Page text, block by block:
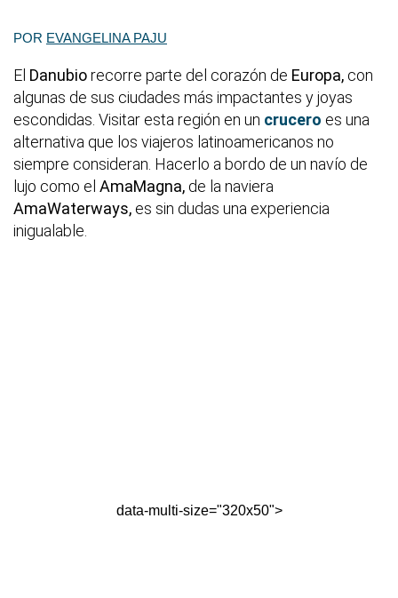
POR EVANGELINA PAJU
El Danubiorecorre parte del corazón de Europa, con
algunas de sus ciudades más impactantes y joyas
escondidas. Visitar esta región en un crucero es una
alternativa que los viajeros latinoamericanos no
siempre consideran. Hacerlo a bordo de un navío de
lujo como el AmaMagna, de la naviera
AmaWaterways, es sin dudas una experiencia
inigualable.
data-multi-size="320x50">